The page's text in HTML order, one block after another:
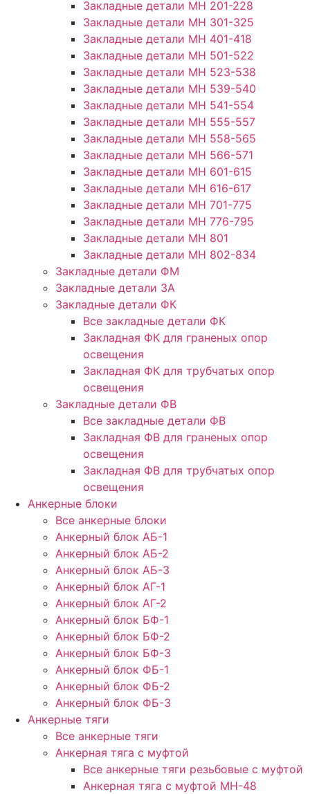
Закладные детали МН 201-228
Закладные детали МН 301-325
Закладные детали МН 401-418
Закладные детали МН 501-522
Закладные детали МН 523-538
Закладные детали МН 539-540
Закладные детали МН 541-554
Закладные детали МН 555-557
Закладные детали МН 558-565
Закладные детали МН 566-571
Закладные детали МН 601-615
Закладные детали МН 616-617
Закладные детали МН 701-775
Закладные детали МН 776-795
Закладные детали МН 801
Закладные детали МН 802-834
Закладные детали ФМ
Закладные детали ЗА
Закладные детали ФК
Все закладные детали ФК
Закладная ФК для граненых опор
освещения
Закладная ФК для трубчатых опор
освещения
Закладные детали ФВ
Все закладные детали ФВ
Закладная ФВ для граненых опор
освещения
Закладная ФВ для трубчатых опор
освещения
Анкерные блоки
Все анкерные блоки
Анкерный блок АБ-1
Анкерный блок АБ-2
Анкерный блок АБ-3
Анкерный блок АГ-1
Анкерный блок АГ-2
Анкерный блок БФ-1
Анкерный блок БФ-2
Анкерный блок БФ-3
Анкерный блок ФБ-1
Анкерный блок ФБ-2
Анкерный блок ФБ-3
Анкерные тяги
Все анкерные тяги
Анкерная тяга с муфтой
Все анкерные тяги резьбовые с муфтой
Анкерная тяга с муфтой МН-48